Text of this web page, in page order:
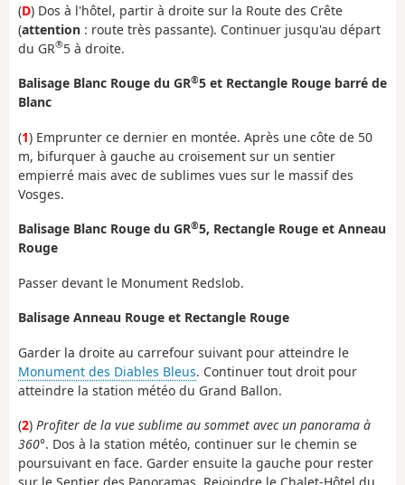
(D) Dos à l'hôtel, partir à droite sur la Route des Crête
(attention : route très passante). Continuer jusqu'au départ
du GR®5 à droite.
Balisage Blanc Rouge du GR®5 et Rectangle Rouge barré de
Blanc
(1) Emprunter ce dernier en montée. Après une côte de 50
m, bifurquer à gauche au croisement sur un sentier
empierré mais avec de sublimes vues sur le massif des
Vosges.
Balisage Blanc Rouge du GR®5, Rectangle Rouge et Anneau
Rouge
Passer devant le Monument Redslob.
Balisage Anneau Rouge et Rectangle Rouge
Garder la droite au carrefour suivant pour atteindre le
Monument des Diables Bleus. Continuer tout droit pour
atteindre la station météo du Grand Ballon.
(2) Profiter de la vue sublime au sommet avec un panorama à
360°. Dos à la station météo, continuer sur le chemin se
poursuivant en face. Garder ensuite la gauche pour rester